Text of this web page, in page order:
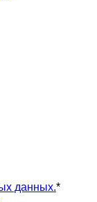
данных.*